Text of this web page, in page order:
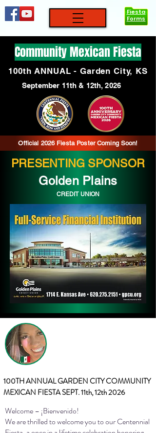
Fiesta
Forms
Community Mexican Fiesta
100th ANNUAL - Garden City, KS
September 11th & 12th, 2026
Official 2026 Fiesta Poster Coming Soon!
PRESENTING SPONSOR
Golden Plains
CREDIT UNION
100THANNUAL GARDEN CITY COMMUNITY
MEXICAN FIESTA SEPT. 11th, 12th 2026
Welcome – ¡Bienvenido!
We are thrilled to welcome you to our Centennial